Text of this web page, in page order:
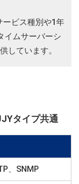
ービス種別や1年
イムサーバーシ
しています。
タイプ共通
、SNMP